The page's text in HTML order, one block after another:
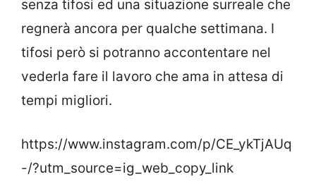
senza tifosi ed una situazione surreale che
regnerà ancora per qualche settimana. I
tifosi però si potranno accontentare nel
vederla fare il lavoro che ama in attesa di
tempi migliori.
https://www.instagram.com/p/CE_ykTjAUq
-/?utm_source=ig_web_copy_link